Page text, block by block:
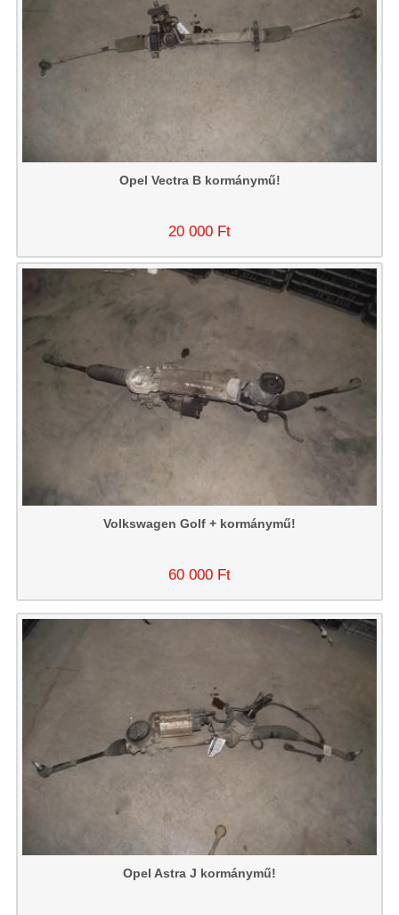
Opel Vectra B kormánymű!
20 000 Ft
Volkswagen Golf + kormánymű!
60 000 Ft
Opel Astra J kormánymű!